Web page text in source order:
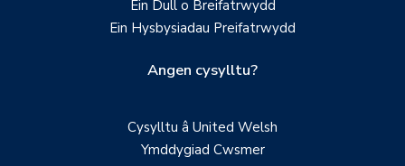
Ein Dull o Breifatrwydd
Ein Hysbysiadau Preifatrwydd
Angen cysylltu?
Cysylltu â United Welsh
Ymddygiad Cwsmer